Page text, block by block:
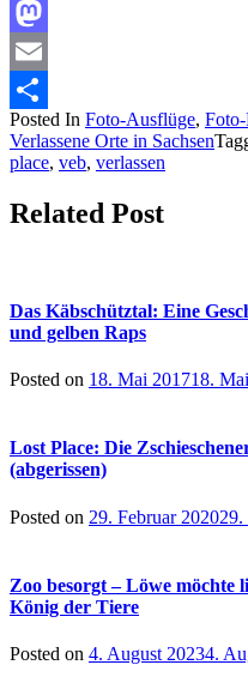
Facebook
Mastodon
Email
Teilen
Posted In Foto-Ausflüge,
Verlassene Orte in Sachsen
place, veb, verlassen
Related Post
Das Käbschütztal: Eine
und gelben Raps
Posted on 18. Mai 201718.
Lost Place: Die
(abgerissen)
Posted on 29. Februar 202029.
Zoo besorgt – Löwe möchte
König der Tiere
Posted on 4. August 20234.